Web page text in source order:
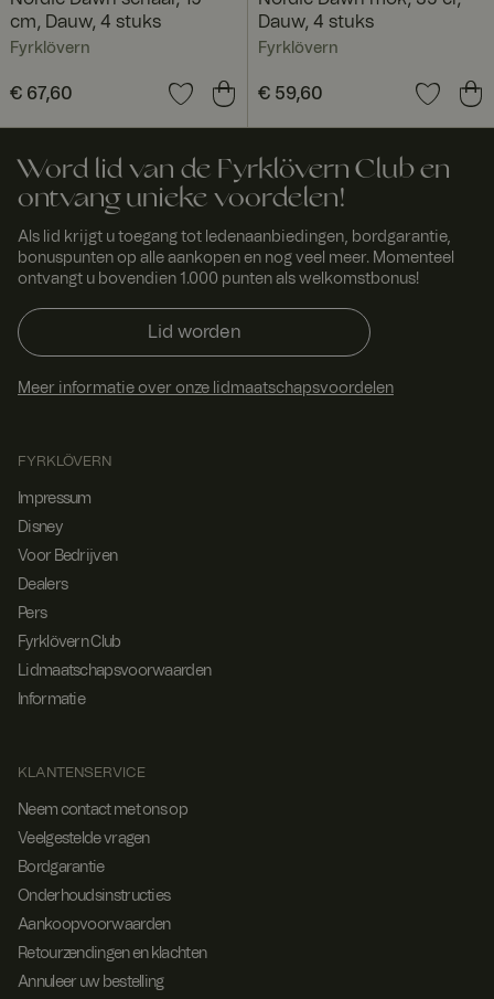
cm, Dauw, 4 stuks
Fyrklövern
Prijs:€ 67,60
€ 67,60
Dauw, 4 stuks
Fyrklövern
Prijs:€ 59,60
€ 59,60
Word lid van de Fyrklövern Club en
ontvang unieke voordelen!
Als lid krijgt u toegang tot ledenaanbiedingen, bordgarantie,
bonuspunten op alle aankopen en nog veel meer. Momenteel
ontvangt u bovendien 1.000 punten als welkomstbonus!
Lid worden
Meer informatie over onze lidmaatschapsvoordelen
FYRKLÖVERN
Impressum
Disney
Voor Bedrijven
Dealers
Pers
Fyrklövern Club
Lidmaatschapsvoorwaarden
Informatie
KLANTENSERVICE
Neem contact met ons op
Veelgestelde vragen
Bordgarantie
Onderhoudsinstructies
Aankoopvoorwaarden
Retourzendingen en klachten
Annuleer uw bestelling